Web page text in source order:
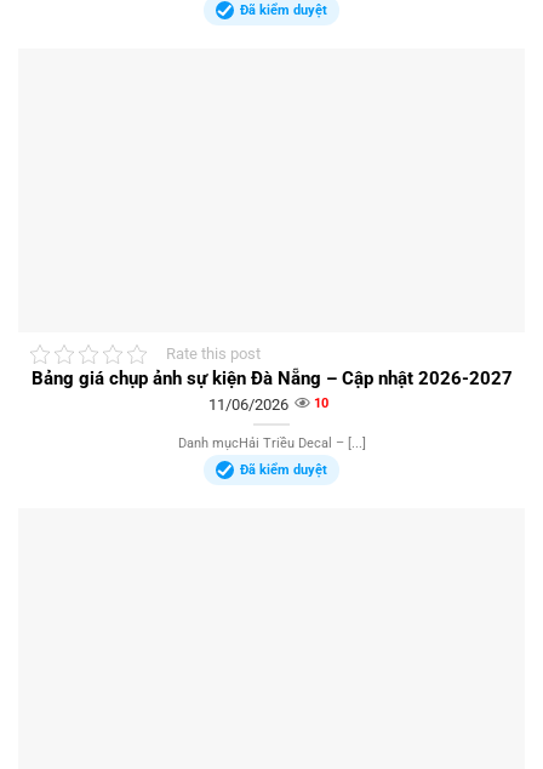
Đã kiểm duyệt
Rate this post
Bảng giá chụp ảnh sự kiện Đà Nẵng – Cập nhật 2026-2027
11/06/2026 10
Danh mụcHải Triều Decal – [...]
Đã kiểm duyệt